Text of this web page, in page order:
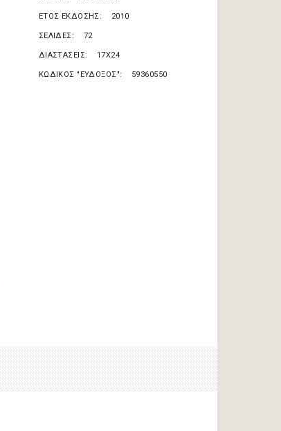
ΕΤΟΣ ΕΚΔΟΣΗΣ 2010
ΣΕΛΙΔΕΣ 72
ΔΙΑΣΤΑΣΕΙΣ 17X24
ΚΩΔΙΚΟΣ "ΕΥΔΟΞΟΣ" 59360550